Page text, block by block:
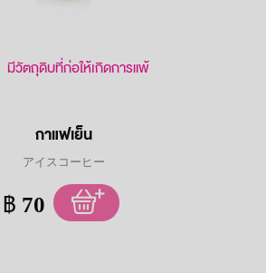
มีวัตถุดิบที่ก่อให้เกิดการแพ้
กาแฟเย็น
アイスコーヒー
฿ 70